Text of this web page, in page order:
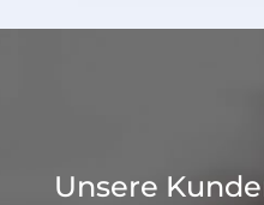
Unsere